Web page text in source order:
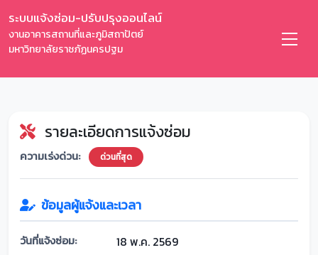
ระบบแจ้งซ่อม-ปรับปรุงออนไลน์
งานอาคารสถานที่และภูมิสถาปัตย์
มหาวิทยาลัยราชภัฏนครปฐม
รายละเอียดการแจ้งซ่อม
ความเร่งด่วน: ด่วนที่สุด
ข้อมูลผู้แจ้งและเวลา
วันที่แจ้งซ่อม: 18 พ.ค. 2569